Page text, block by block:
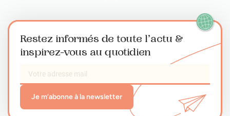
Restez informés de toute l’actu &
inspirez-vous au quotidien
Je m’abonne à la newsletter